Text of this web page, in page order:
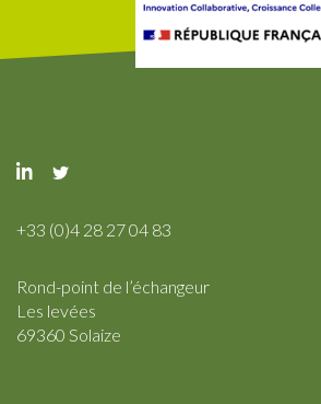
+33 (0)4 28 27 04 83
Rond-point de l’échangeur
Les levées
69360 Solaize